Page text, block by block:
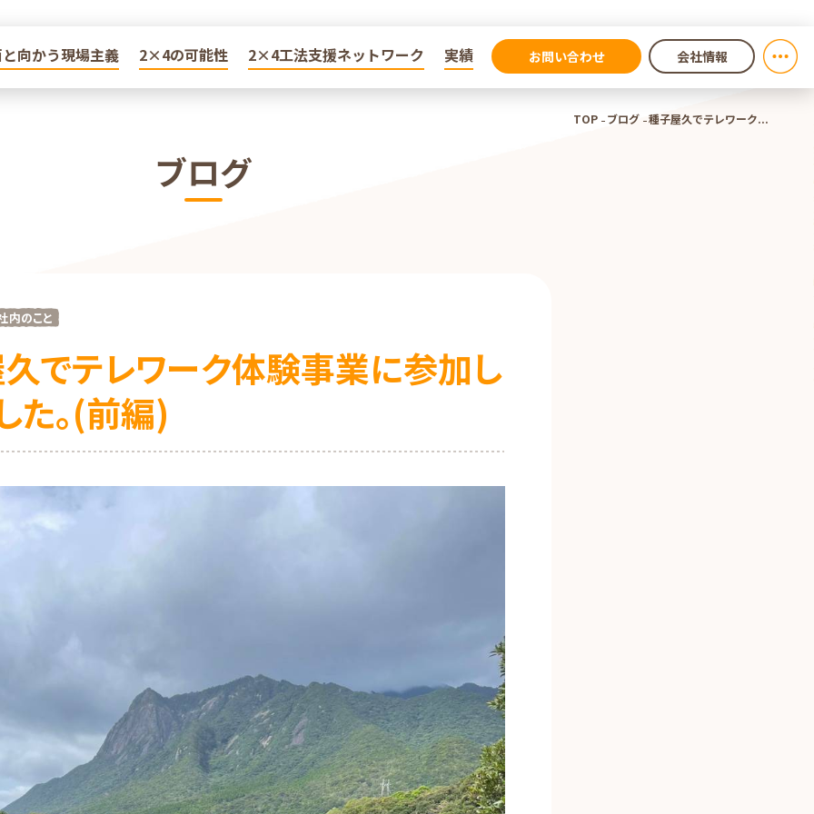
向かう現場主義
向かう現場主義 2×4の可能性
2×4の可能性 2×4工法支援ネットワーク
2×4工法支援ネットワーク 実績
実績 お問い合わせ 会社情報
TOP ブログ 種子屋久でテレワーク...
ブログ
内のこと
でテレワーク体験事業に参加し
た。(前編)